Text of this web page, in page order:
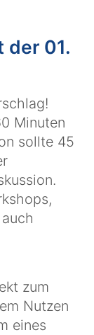
der 01.
Minuten
sollte 45
zum
Nutzen
eines